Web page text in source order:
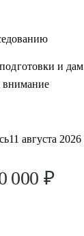
и
внимание
11 августа 2026
000 ₽